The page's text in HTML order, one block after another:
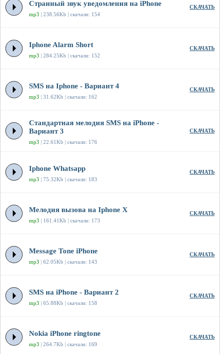
Странный звук уведомления на iPhone
mp3 | 238.56Kb | скачали: 154
СКАЧАТЬ
Iphone Alarm Short
mp3 | 284.25Kb | скачали: 152
СКАЧАТЬ
SMS на Iphone - Вариант 4
mp3 | 31.62Kb | скачали: 162
СКАЧАТЬ
Стандартная мелодия SMS на iPhone -
Вариант 3
mp3 | 22.61Kb | скачали: 176
СКАЧАТЬ
Iphone Whatsapp
mp3 | 75.32Kb | скачали: 183
СКАЧАТЬ
Мелодия вызова на Iphone X
mp3 | 161.41Kb | скачали: 173
СКАЧАТЬ
Message Tone iPhone
mp3 | 62.05Kb | скачали: 143
СКАЧАТЬ
SMS на iPhone - Вариант 2
mp3 | 65.88Kb | скачали: 158
СКАЧАТЬ
Nokia iPhone ringtone
mp3 | 264.7Kb | скачали: 169
СКАЧАТЬ